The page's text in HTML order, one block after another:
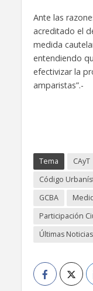
Ante las
acreditado el
medida
entendiendo
efectivizar la
amparistas”.-
Tema CAyT
Código
GCBA
Participación
Últimas Noticias